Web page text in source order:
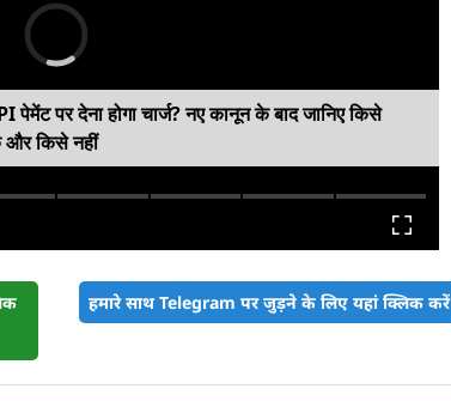
पेमेंट पर देना होगा चार्ज? नए कानून के बाद जानिए किसे
और किसे नहीं
हमारे साथ Telegram पर जुड़ने के लिए यहां क्लिक करें